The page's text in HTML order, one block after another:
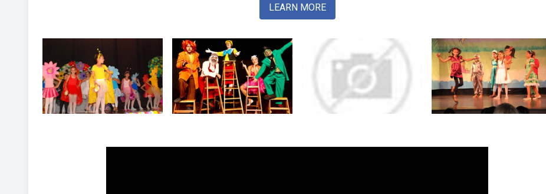
LEARN MORE